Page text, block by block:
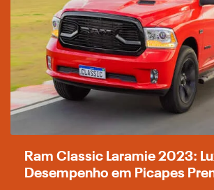
Ram Classic Laramie 2023:
Desempenho em Picapes